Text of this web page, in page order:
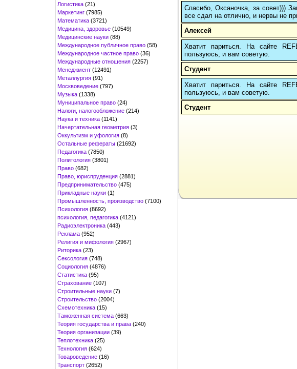
Логистика (21)
Маркетинг (7985)
Математика (3721)
Медицина, здоровье (10549)
Медицинские науки (88)
Международное публичное право (58)
Международное частное право (36)
Международные отношения (2257)
Менеджмент (12491)
Металлургия (91)
Москвоведение (797)
Музыка (1338)
Муниципальное право (24)
Налоги, налогообложение (214)
Наука и техника (1141)
Начертательная геометрия (3)
Оккультизм и уфология (8)
Остальные рефераты (21692)
Педагогика (7850)
Политология (3801)
Право (682)
Право, юриспруденция (2881)
Предпринимательство (475)
Прикладные науки (1)
Промышленность, производство (7100)
Психология (8692)
психология, педагогика (4121)
Радиоэлектроника (443)
Реклама (952)
Религия и мифология (2967)
Риторика (23)
Сексология (748)
Социология (4876)
Статистика (95)
Страхование (107)
Строительные науки (7)
Строительство (2004)
Схемотехника (15)
Таможенная система (663)
Теория государства и права (240)
Теория организации (39)
Теплотехника (25)
Технология (624)
Товароведение (16)
Транспорт (2652)
Спасибо, Оксаночка, за совет)))
все сдал на отлично, и нервы не
Алексей
Хватит париться. На сайте
пользуюсь, и вам советую.
Студент
Хватит париться. На сайте
пользуюсь, и вам советую.
Студент